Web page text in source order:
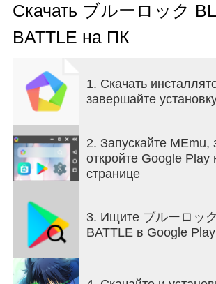
как «Brebat», уже доступен!
◆Полный 3D-футбол, в котором
Создайте свою сильнейшую
устройте футбольную битву 11 на
Реализуйте футбольные матчи
командами мечты и матчи мечты,
Вы действительно можете
наслаждаться игровым
простого управления.
◆История повторного опыта
Испытайте знаменитые аниме-
Поклонники аниме могут
знают Blue Rock, могут
Скачать ブルーロック
BATTLE на ПК
1. Скачать
завершайте
2. Запускайте MEmu,
откройте Google Play
странице
3. Ищите ブルーロッ
BATTLE в Google Play